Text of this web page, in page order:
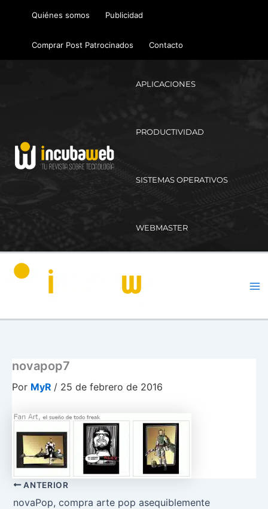
Quiénes somos Publicidad
Comprar Post Patrocinados Contacto
APLICACIONES
PRODUCTIVIDAD
SISTEMAS OPERATIVOS
WEBMASTER
novapop7
Por MyR / 25 de febrero de 2016
ANTERIOR
novaPop, compra arte pop asequiblemente